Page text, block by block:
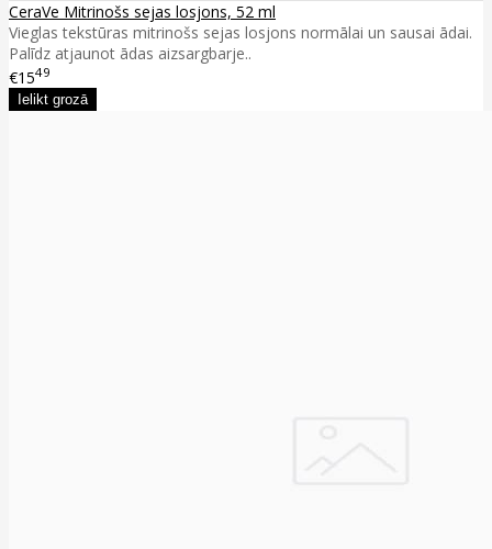
CeraVe Mitrinošs sejas losjons, 52 ml
Vieglas tekstūras mitrinošs sejas losjons normālai un sausai ādai.
Palīdz atjaunot ādas aizsargbarje..
€1549